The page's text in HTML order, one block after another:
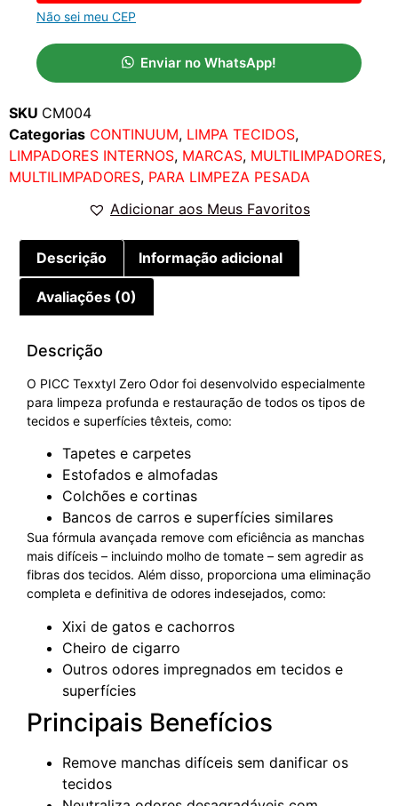
Não sei meu CEP
Enviar no WhatsApp!
SKU CM004
Categorias CONTINUUM, LIMPA TECIDOS,
LIMPADORES INTERNOS, MARCAS, MULTILIMPADORES,
MULTILIMPADORES, PARA LIMPEZA PESADA
Adicionar aos Meus Favoritos
Descrição Informação adicional
Avaliações (0)
Descrição
O PICC Texxtyl Zero Odor foi desenvolvido especialmente
para limpeza profunda e restauração de todos os tipos de
tecidos e superfícies têxteis, como:
Tapetes e carpetes
Estofados e almofadas
Colchões e cortinas
Bancos de carros e superfícies similares
Sua fórmula avançada remove com eficiência as manchas
mais difíceis – incluindo molho de tomate – sem agredir as
fibras dos tecidos. Além disso, proporciona uma eliminação
completa e definitiva de odores indesejados, como:
Xixi de gatos e cachorros
Cheiro de cigarro
Outros odores impregnados em tecidos e
superfícies
Principais Benefícios
Remove manchas difíceis sem danificar os
tecidos